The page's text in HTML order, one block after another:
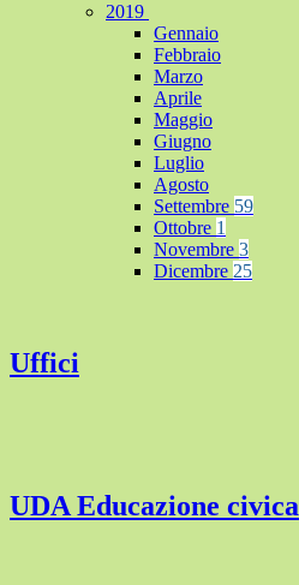
2019
Gennaio
Febbraio
Marzo
Aprile
Maggio
Giugno
Luglio
Agosto
Settembre 59
Ottobre 1
Novembre 3
Dicembre 25
Uffici
UDA Educazione civica